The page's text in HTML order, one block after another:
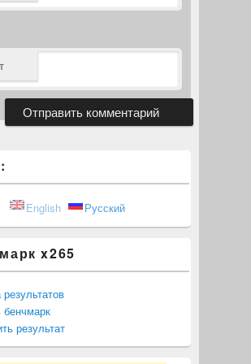
English Русский
x265
бенчмарк
результат